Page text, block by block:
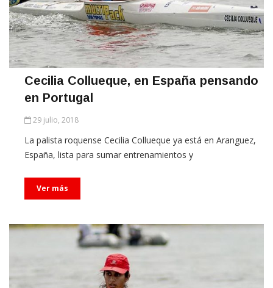
Cecilia Collueque, en España pensando
en Portugal
29 julio, 2018
La palista roquense Cecilia Collueque ya está en Aranguez,
España, lista para sumar entrenamientos y